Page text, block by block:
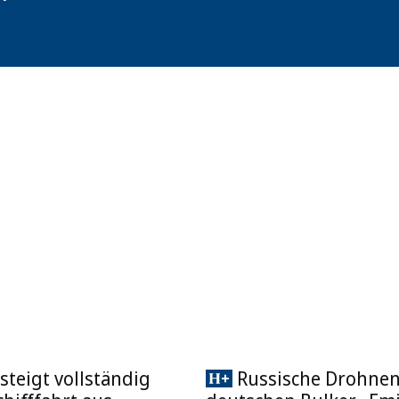
steigt vollständig
Russische